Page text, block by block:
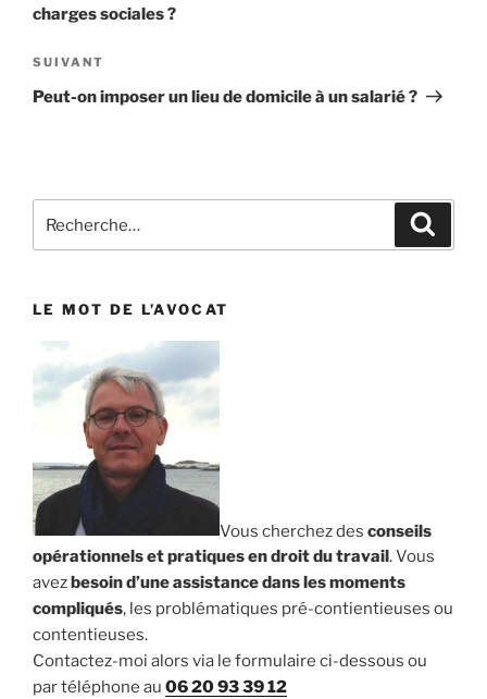
charges sociales ?
Article
suivant
SUIVANT
Peut-on imposer un lieu de domicile à un salarié ?
pour
LE MOT DE L’AVOCAT
Vous cherchez des conseils
opérationnels et pratiques en droit du travail. Vous
avezbesoin d’une assistance dans les moments
compliqués, les problématiques pré-contientieuses ou
contentieuses.
Contactez-moi alors via le formulaire ci-dessous ou
par téléphone au 06 20 93 39 12